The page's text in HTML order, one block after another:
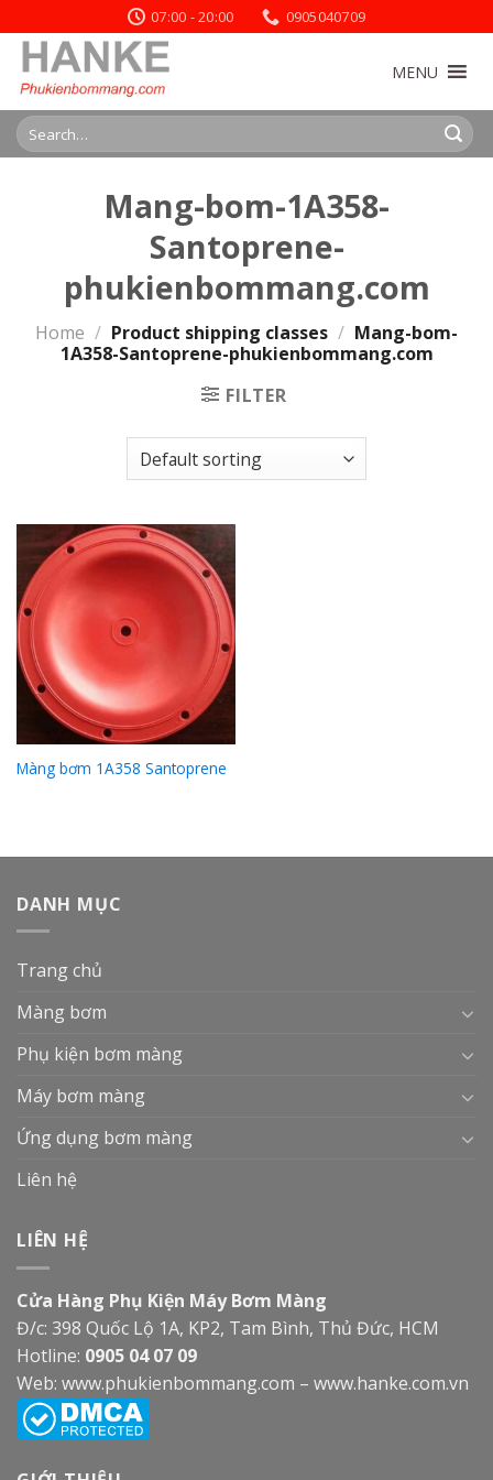
to
content
07:00 - 20:00 0905040709
MENU
Search
for:
Mang-bom-1A358-
Santoprene-
phukienbommang.com
Home / Product shipping classes / Mang-bom-
1A358-Santoprene-phukienbommang.com
FILTER
Màng bơm 1A358 Santoprene
DANH MỤC
Trang chủ
Màng bơm
Phụ kiện bơm màng
Máy bơm màng
Ứng dụng bơm màng
Liên hệ
LIÊN HỆ
Cửa Hàng Phụ Kiện Máy Bơm Màng
Đ/c: 398 Quốc Lộ 1A, KP2, Tam Bình, Thủ Đức, HCM
Hotline: 0905 04 07 09
Web: www.phukienbommang.com – www.hanke.com.vn